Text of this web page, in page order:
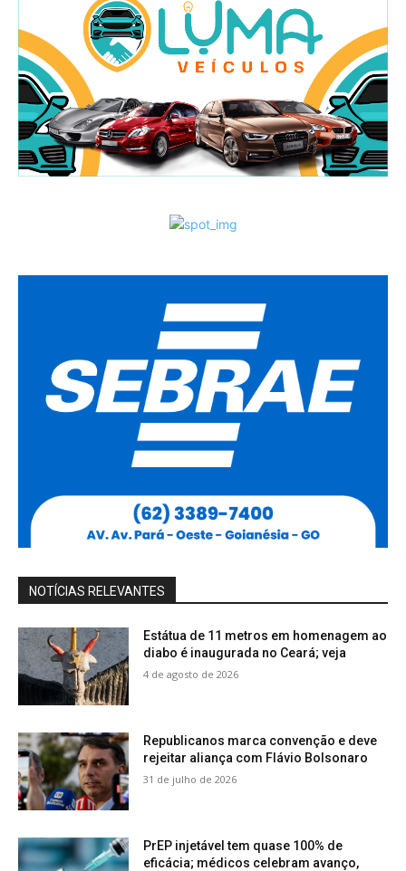
NOTÍCIAS RELEVANTES
Estátua de 11 metros em homenagem ao
diabo é inaugurada no Ceará; veja
4 de agosto de 2026
Republicanos marca convenção e deve
rejeitar aliança com Flávio Bolsonaro
31 de julho de 2026
PrEP injetável tem quase 100% de
eficácia; médicos celebram avanço,